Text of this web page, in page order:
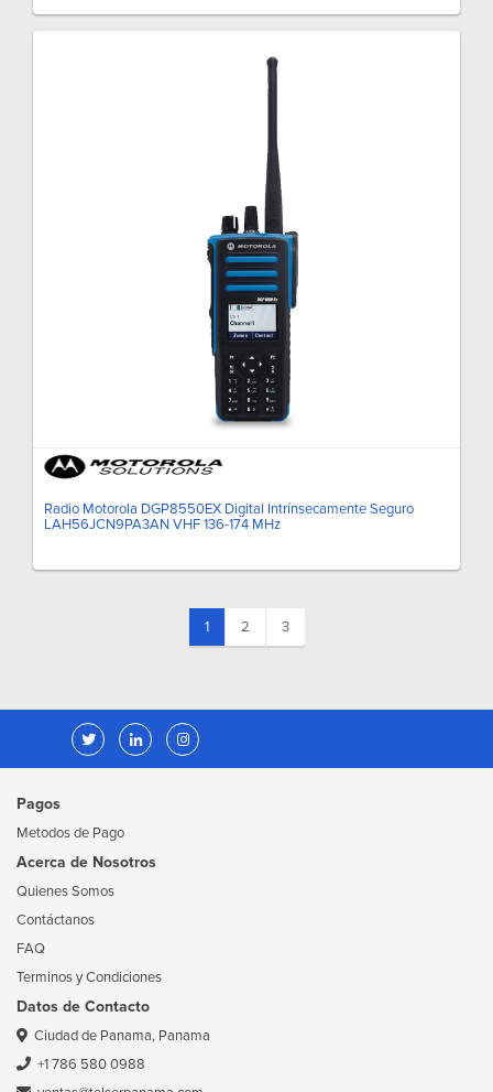
Radio Motorola DGP8550EX Digital Intrínsecamente Seguro
LAH56JCN9PA3AN VHF 136-174 MHz
1(current)
2 3
Pagos
Metodos de Pago
Acerca de Nosotros
Quienes Somos
Contáctanos
FAQ
Terminos y Condiciones
Datos de Contacto
Ciudad de Panama, Panama
+1 786 580 0988